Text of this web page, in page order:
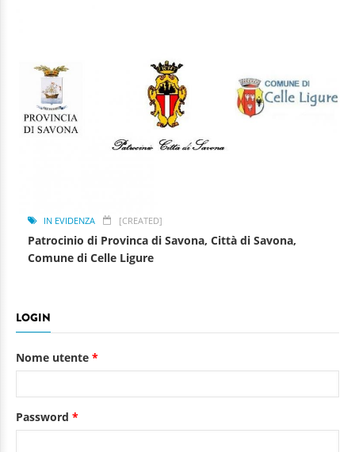
IN EVIDENZA [CREATED]
Patrocinio di Provinca di Savona, Città di Savona,
Comune di Celle Ligure
LOGIN
Nome utente *
Password *